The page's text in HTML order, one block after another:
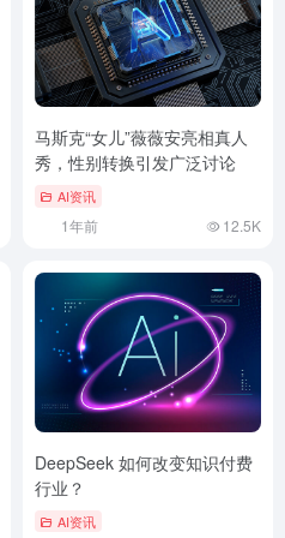
马斯克“女儿”薇薇安亮相真人
秀，性别转换引发广泛讨论
AI资讯
1年前 12.5K
DeepSeek 如何改变知识付费
行业？
AI资讯